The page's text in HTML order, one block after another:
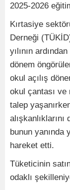
2025-2026
Kırtasiye
Derneği
yılının
dönem
okul açılış
okul çantası
talep
bunun yanında
hareket etti.
Tüketicinin
odaklı